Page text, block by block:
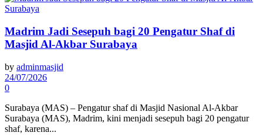
Madrim Jadi Sesepuh bagi 20 Pengatur Shaf di
Masjid Al-Akbar Surabaya
by adminmasjid
24/07/2026
0
Surabaya (MAS) – Pengatur shaf di Masjid Nasional Al-Akbar
Surabaya (MAS), Madrim, kini menjadi sesepuh bagi 20 pengatur
shaf, karena...